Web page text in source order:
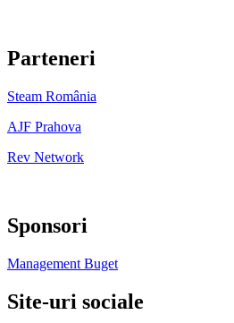
Parteneri
Steam România
AJF Prahova
Rev Network
Sponsori
Management Buget
Site-uri sociale